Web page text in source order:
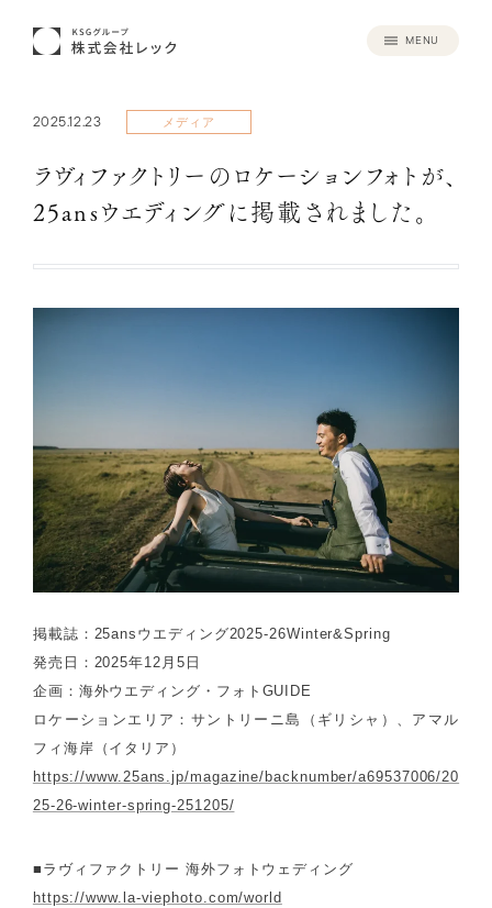
MENU
2025.12.23 メディア
ラヴィファクトリーのロケーションフォトが、
25ansウエディングに掲載されました。
掲載誌：25ansウエディング2025-26Winter&Spring
発売日：2025年12月5日
企画：海外ウエディング・フォトGUIDE
ロケーションエリア：サントリーニ島（ギリシャ）、アマル
フィ海岸（イタリア）
https://www.25ans.jp/magazine/backnumber/a69537006/20
25-26-winter-spring-251205/
■ラヴィファクトリー 海外フォトウェディング
https://www.la-viephoto.com/world